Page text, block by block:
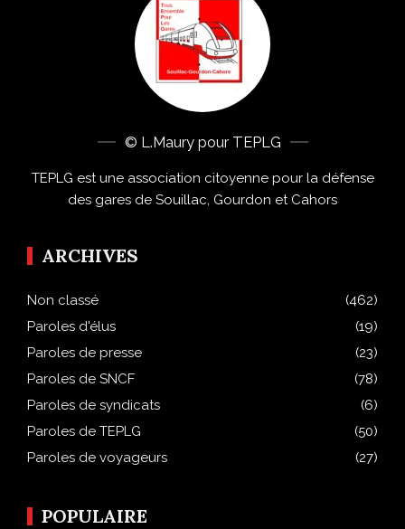
© L.Maury pour TEPLG
TEPLG est une association citoyenne pour la défense
des gares de Souillac, Gourdon et Cahors
ARCHIVES
Non classé
(462)
Paroles d'élus
(19)
Paroles de presse
(23)
Paroles de SNCF
(78)
Paroles de syndicats
(6)
Paroles de TEPLG
(50)
Paroles de voyageurs
(27)
POPULAIRE